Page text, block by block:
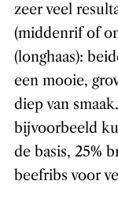
zeer veel
(middenrif of
(longhaas):
een mooie,
diep van
bijvoorbeeld
de basis, 25%
beefribs voor